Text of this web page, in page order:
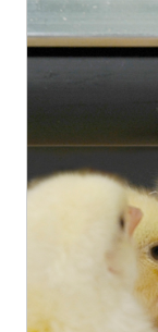
las aves y una
la acumulación.